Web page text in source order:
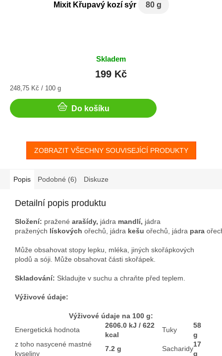
Mixit Křupavý kozí sýr 80 g
Skladem
199 Kč
Měrná
248,75 Kč / 100 g
Do košíku
ZOBRAZIT VŠECHNY SOUVISEJÍCÍ PRODUKTY
Popis Podobné (6) Diskuze
Detailní popis produktu
Složení: pražené arašídy, jádra mandlí, jádra
pražených lískových ořechů, jádra kešu ořechů, jádra para
Může obsahovat stopy lepku, mléka, jiných skořápkových
plodů a sóji. Může obsahovat části skořápek.
Skladování: Skladujte v suchu a chraňte před teplem.
Výživové údaje:
Výživové údaje na 100 g:
Energetická hodnota
2606.0 kJ / 622
kcal
Tuky
58
g
z toho nasycené mastné
kyseliny
7.2 g Sacharidy
17
g